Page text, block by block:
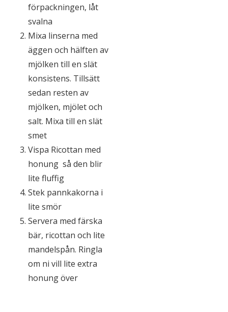
förpackningen, låt
svalna
Mixa linserna med
äggen och hälften av
mjölken till en slät
konsistens. Tillsätt
sedan resten av
mjölken, mjölet och
salt. Mixa till en slät
smet
Vispa Ricottan med
honung så den blir
lite fluffig
Stek pannkakorna i
lite smör
Servera med färska
bär, ricottan och lite
mandelspån. Ringla
om ni vill lite extra
honung över